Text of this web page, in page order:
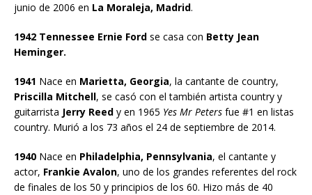
junio de 2006 en La Moraleja, Madrid.
1942 Tennessee Ernie Ford se casa con Betty Jean
Heminger.
1941 Nace en Marietta, Georgia, la cantante de country,
Priscilla Mitchell, se casó con el también artista country y
guitarrista Jerry Reed y en 1965 Yes Mr Peters fue #1 en listas
country. Murió a los 73 años el 24 de septiembre de 2014.
1940 Nace en Philadelphia, Pennsylvania, el cantante y
actor, Frankie Avalon, uno de los grandes referentes del rock
de finales de los 50 y principios de los 60. Hizo más de 40